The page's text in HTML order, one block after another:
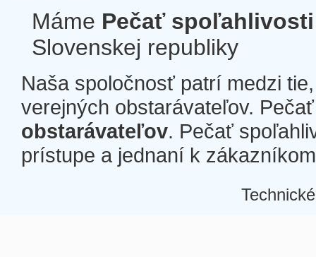
Máme Pečať spoľahlivosti
Slovenskej republiky
Naša spoločnosť patrí medzi
verejných obstarávateľov.
obstarávateľov. Pečať
prístupe a jednaní k